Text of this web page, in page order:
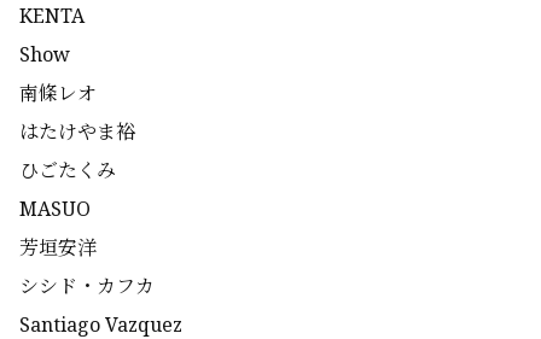
KENTA
Show
南條レオ
はたけやま裕
ひごたくみ
MASUO
芳垣安洋
シシド・カフカ
Santiago Vazquez